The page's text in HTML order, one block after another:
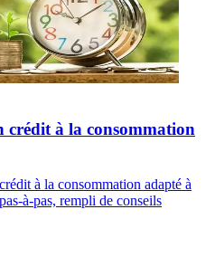
crédit à la consommation
à la consommation adapté à
à-pas, rempli de conseils